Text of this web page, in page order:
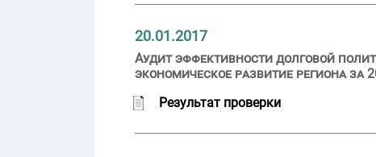
20.01.2017
Аудит эффективности долговой
экономическое развитие региона за
Результат проверки